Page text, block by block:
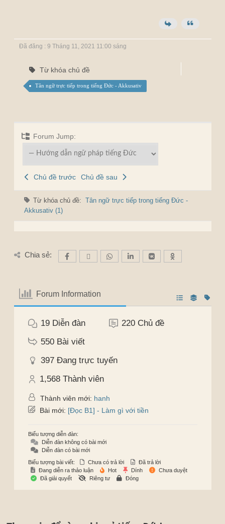
Đã đăng : 9 Tháng 11, 2021 11:00 sáng
Từ khóa chủ đề
Tân ngữ trực tiếp trong tiếng Đức - Akkusativ
Forum Jump:
Chủ đề trước Chủ đề sau
Từ khóa chủ đề: Tân ngữ trực tiếp trong tiếng Đức -
Akkusativ (1)
Chia sẻ:
Forum Information
19 Diễn đàn 220 Chủ đề
550 Bài viết
397 Đang trực tuyến
1,568 Thành viên
Thành viên mới: hanh
Bài mới: [Đọc B1] - Làm gì với tiền
Biểu tượng diễn đàn:
Diễn đàn không có bài mới
Diễn đàn có bài mới
Biểu tượng bài viết:
Chưa có trả lời
Đã trả lời
Đang diễn ra thảo luận
Hot Dính
Chưa duyệt
Đã giải quyết
Riêng tư Đóng